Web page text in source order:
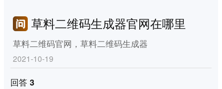
草料二维码生成器官网在哪里
草料二维码官网，草料二维码生成器
2021-10-19
回答 3